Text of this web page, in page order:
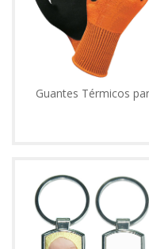
Guantes Térmicos par